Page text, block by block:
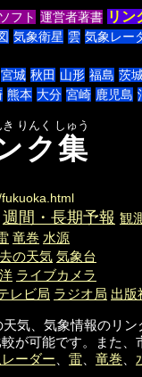
フト 運営者著書 リン
気象衛星 雲 気象レー
宮城 秋田 山形 福島 茨
熊本 大分 宮崎 鹿児島
ク集
りんく しゅう
週間・長期予報 観
竜巻 水源
の天気 気象台
ライブカメラ
レビ局 ラジオ局 出版
天気、気象情報の
が可能です。また
ーダー、 雷、 竜巻、